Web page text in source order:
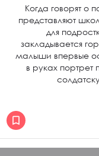
Когда говорят о
представляют
для
закладывается
малыши впервые
в руках